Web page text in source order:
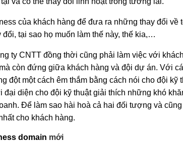
của khách hàng để đưa ra những thay đổi
đổi, tại sao họ muốn làm thế này, thế kia,…
ty CNTT đồng thời cũng phải làm việc với
còn đứng giữa khách hàng và đội dự án. Với
đột một cách êm thắm bằng cách nói cho đội
diện cho đội kỹ thuật giải thích những khó
Để làm sao hài hoà cả hai đối tượng và
cho khách hàng.
domain mới